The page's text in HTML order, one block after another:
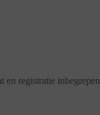
en registratie inbegrepen